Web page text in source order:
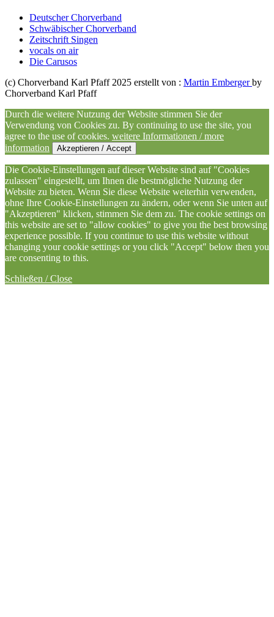
Deutscher Chorverband
Schwäbischer Chorverband
Zeitschrift Singen
vocals on air
Die Carusos
(c) Chorverband Karl Pfaff 2025 erstellt von : Martin Embergerby
Chorverband Karl Pfaff
Durch die weitere Nutzung der Website stimmen Sie der
Verwendung von Cookies zu. By continuing to use the site, you
agree to the use of cookies. weitere Informationen / more
information
Akzeptieren / Accept
Die Cookie-Einstellungen auf dieser Website sind auf "Cookies
zulassen" eingestellt, um Ihnen die bestmögliche Nutzung der
Website zu bieten. Wenn Sie diese Website weiterhin verwenden,
ohne Ihre Cookie-Einstellungen zu ändern, oder wenn Sie unten auf
"Akzeptieren" klicken, stimmen Sie dem zu. The cookie settings on
this website are set to "allow cookies" to give you the best browsing
experience possible. If you continue to use this website without
changing your cookie settings or you click "Accept" below then you
are consenting to this.
Schließen / Close